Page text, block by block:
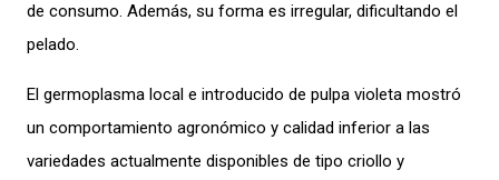
de consumo. Además, su forma es irregular, dificultando el
pelado.
El germoplasma local e introducido de pulpa violeta mostró
un comportamiento agronómico y calidad inferior a las
variedades actualmente disponibles de tipo criollo y